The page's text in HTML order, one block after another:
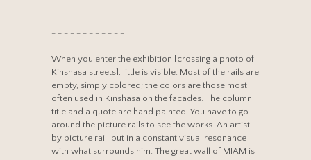
– – – – – – – – – – – – – – – – – – – – – – – – – – – – – – – – –
– – – – – – – – – – – –
When you enter the exhibition [crossing a photo of
Kinshasa streets], little is visible. Most of the rails are
empty, simply colored; the colors are those most
often used in Kinshasa on the facades. The column
title and a quote are hand painted. You have to go
around the picture rails to see the works. An artist
by picture rail, but in a constant visual resonance
with what surrounds him. The great wall of MIAM is